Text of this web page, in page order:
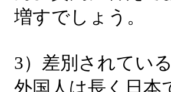
【日本語トー